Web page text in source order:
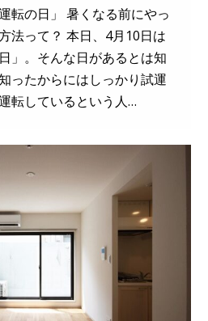
転の日」 暑くなる前にやっ
法って？ 本日、4月10日は
」。そんな日があるとは知
ったからにはしっかり試運
転しているという人…